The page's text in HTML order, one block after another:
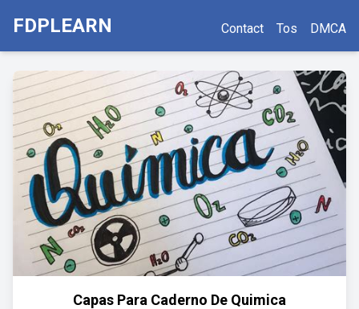
FDPLEARN Contact Tos DMCA
Capas Para Caderno De Quimica